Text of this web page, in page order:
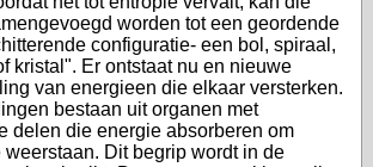
worden tot een geordende
configuratie- een bol, spiraal,
kristal". Er ontstaat nu en nieuwe
van energieen die elkaar versterken.
bestaan uit organen met
delen die energie absorberen om
weerstaan. Dit begrip wordt in de